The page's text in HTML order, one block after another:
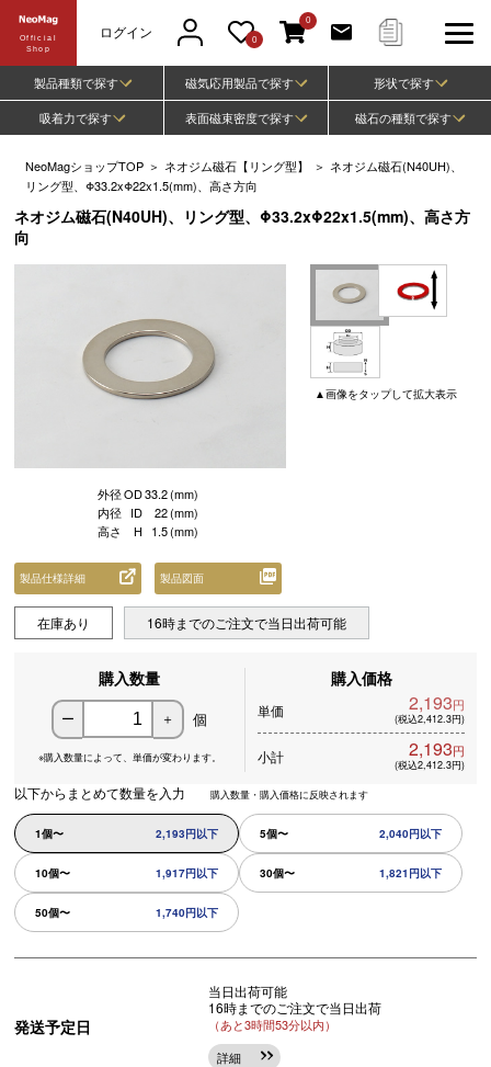
Official
Shop
ログイン 0
0
製品種類で探す 磁気応用製品で探す
形状で探す
吸着力で探す
表面磁束密度で探す 磁石の種類で探す
NeoMagショップTOP ＞ ネオジム磁石【リング型】 ＞ ネオジム磁石(N40UH)、
リング型、Φ33.2xΦ22x1.5(mm)、高さ方向
ネオジム磁石(N40UH)、リング型、Φ33.2xΦ22x1.5(mm)、高さ方
向
▲画像をタップして拡大表示
外径OD33.2(mm)
内径 ID 22(mm)
高さ
H 1.5(mm)
製品仕様詳細 製品図面
在庫あり 16時までのご注文で当日出荷可能
購入数量
ー ＋ 個
※購入数量によって、 単価が変わります。
購入価格
単価 2,193円
(税込2,412.3円)
小計 2,193円
(税込2,412.3円)
以下からまとめて数量を入力 購入数量・購入価格に反映されます
1個〜 2,193円以下 5個〜 2,040円以下
10個〜 1,917円以下 30個〜 1,821円以下
50個〜 1,740円以下
発送予定日
当日出荷可能
16時までのご注文で当日出荷
（あと3時間53分以内）
詳細